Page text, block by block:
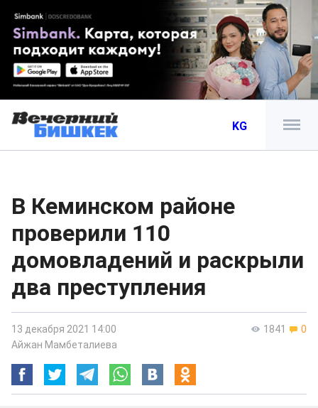
KG
В Кеминском районе
проверили 110
домовладений и раскрыли
два преступления
1841 0
13 декабря 2021 14:00
Айжан Мамбеталиева